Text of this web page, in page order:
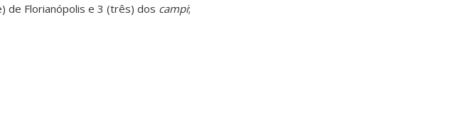
de Florianópolis e 3 (três) dos campi;